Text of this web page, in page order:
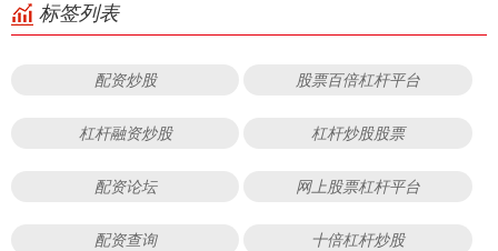
标签列表
配资炒股 股票百倍杠杆平台
杠杆融资炒股 杠杆炒股股票
配资论坛 网上股票杠杆平台
配资查询 十倍杠杆炒股